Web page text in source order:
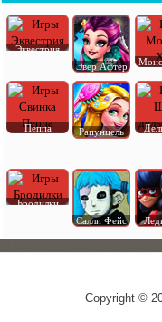
Эквестрия
Эвер Афтер
Пеппа Рапунцель
Бродилки
Салли Фейс
Copyright ©